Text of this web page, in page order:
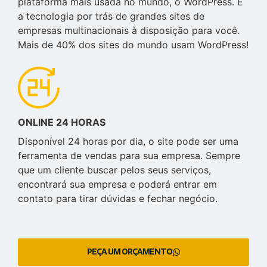
a tecnologia por trás de grandes sites de
empresas multinacionais à disposição para você.
Mais de 40% dos sites do mundo usam WordPress!
ONLINE 24 HORAS
Disponível 24 horas por dia, o site pode ser uma
ferramenta de vendas para sua empresa. Sempre
que um cliente buscar pelos seus serviços,
encontrará sua empresa e poderá entrar em
contato para tirar dúvidas e fechar negócio.
PEÇA UM ORÇAMENTO